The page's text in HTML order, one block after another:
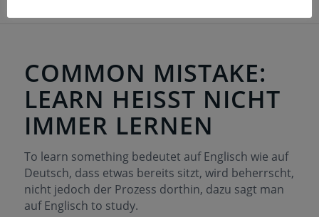
COMMON MISTAKE:
LEARN HEISST NICHT I
MMER LERNEN
To learn something bedeutet auf Englisch wie auf
Deutsch, dass etwas bereits sitzt, wird beherrscht,
nicht jedoch der Prozess dorthin, dazu sagt man
auf Englisch to study.